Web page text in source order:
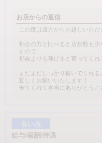
お店からの返信
この度は遠方からお越しいた
都会の方と比べると店舗数も
すので
都会よりも稼げると言ってく
まだまだしっかり稼いでくれ
宜しくお願いいたします！
来てくれて本当にありがとうご
良い点
給与/報酬/待遇